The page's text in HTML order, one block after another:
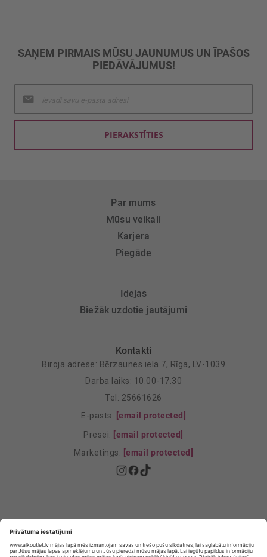
SAŅEM PIRMAIS MŪSU JAUNUMUS UN ĪPAŠOS
PIEDĀVĀJUMUS!
jaunumu
saņemšanai:
PIERAKSTĪTIES
Par mums
Mūsu veikali
Karjera
Piegāde
Idejas
Biežāk uzdotie jautājumi
Kontakti
Biroja adrese: Bērzaunes iela 7, Rīga, LV-1039
Darba laiks: 10.00-17.30
Tel: 25661626
E-pasts: [email protected]
Presei: [email protected]
Mārketings: [email protected]
Privātuma Iestatījumi